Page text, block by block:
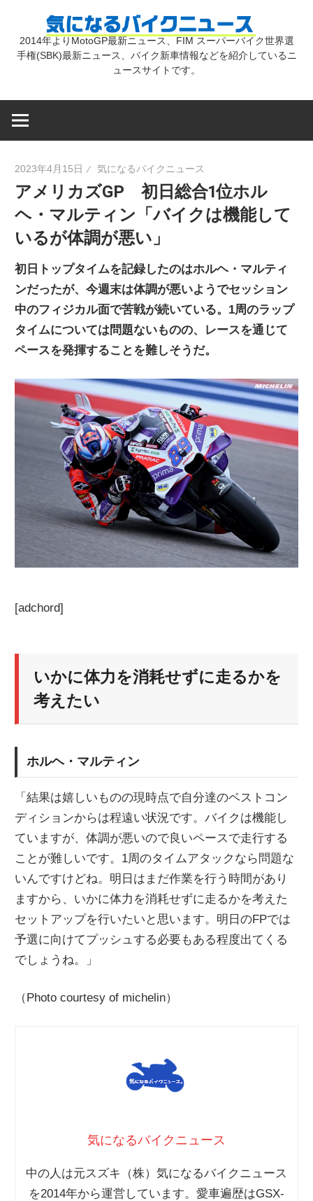
気
バ
ク
ニ
ュ
ー
2014年よりMotoGP最新ニュース、FIM スーパーバイク世界選
手権(SBK)最新ニュース、バイク新車情報などを紹介しているニ
ュースサイトです。
2023年4月15日 気になるバイクニュース
アメリカズGP 初日総合1位ホル
ヘ・マルティン「バイクは機能して
いるが体調が悪い」
初日トップタイムを記録したのはホルヘ・マルティ
ンだったが、今週末は体調が悪いようでセッション
中のフィジカル面で苦戦が続いている。1周のラップ
タイムについては問題ないものの、レースを通じて
ペースを発揮することを難しそうだ。
[adchord]
いかに体力を消耗せずに走るかを
考えたい
ホルヘ・マルティン
「結果は嬉しいものの現時点で自分達のベストコン
ディションからは程遠い状況です。バイクは機能し
ていますが、体調が悪いので良いペースで走行する
ことが難しいです。1周のタイムアタックなら問題な
いんですけどね。明日はまだ作業を行う時間があり
ますから、いかに体力を消耗せずに走るかを考えた
セットアップを行いたいと思います。明日のFPでは
予選に向けてプッシュする必要もある程度出てくる
でしょうね。」
（Photo courtesy of michelin）
気になるバイクニュース
中の人は元スズキ（株）気になるバイクニュース
を2014年から運営しています。愛車遍歴はGSX-